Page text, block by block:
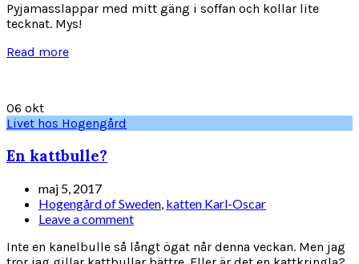
Pyjamasslappar med mitt gäng i soffan och kollar lite
tecknat. Mys!
Read more
06 okt
Livet hos Hogengård
En kattbulle?
maj 5, 2017
Hogengård of Sweden, katten Karl-Oscar
Leave a comment
Inte en kanelbulle så långt ögat når denna veckan. Men jag